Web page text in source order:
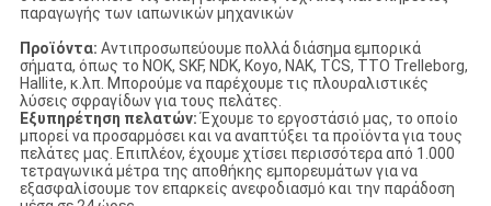
παραγωγής των ιαπωνικών μηχανικών
Προϊόντα: Αντιπροσωπεύουμε πολλά διάσημα εμπορικά
σήματα, όπως το NOK, SKF, NDK, Koyo, NAK, TCS, TTO Trelleborg,
Hallite, κ.λπ. Μπορούμε να παρέχουμε τις πλουραλιστικές
λύσεις σφραγίδων για τους πελάτες.
Εξυπηρέτηση πελατών:Έχουμε το εργοστάσιό μας, το οποίο
μπορεί να προσαρμόσει και να αναπτύξει τα προϊόντα για τους
πελάτες μας. Επιπλέον, έχουμε χτίσει περισσότερα από 1.000
τετραγωνικά μέτρα της αποθήκης εμπορευμάτων για να
εξασφαλίσουμε τον επαρκείς ανεφοδιασμό και την παράδοση